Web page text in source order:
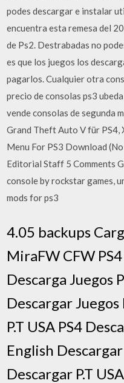
podes descargar e instalar
encuentra esta remesa del
de Ps2. Destrabadas no
es que los juegos los
pagarlos. Cualquier otra
precio de consolas ps3
vende consolas de segunda
Grand Theft Auto V für PS4,
Menu For PS3 Download
Editorial Staff 5 Comments
console by rockstar games,
mods for ps3
4.05 backups
MiraFW CFW
Descarga Juegos
Descargar
P.T USA PS4
English Descargar
Descargar P.T